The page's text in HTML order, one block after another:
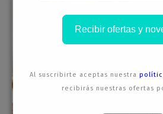
Recibir ofertas y
Al suscribirte aceptas nuestra
recibirás nuestras ofertas